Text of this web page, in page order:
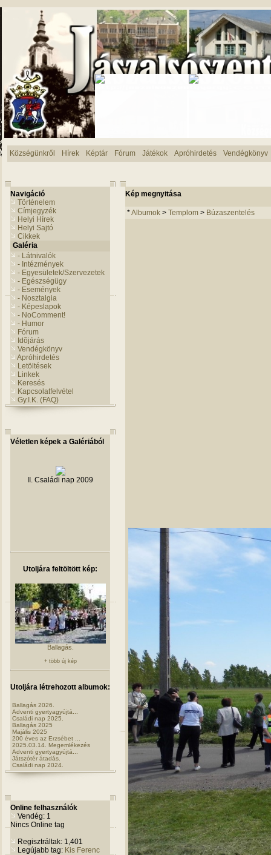
Községünkről Hírek Képtár Fórum Játékok Apróhirdetés Vendégkönyv
Navigáció
Történelem
Címjegyzék
Helyi Hírek
Helyi Sajtó
Cikkek
Galéria
- Látnivalók
- Intézmények
- Egyesületek/Szervezetek
- Egészségügy
- Események
- Nosztalgia
- Képeslapok
- NoComment!
- Humor
Fórum
Idõjárás
Vendégkönyv
Apróhirdetés
Letöltések
Linkek
Keresés
Kapcsolatfelvétel
Gy.I.K. (FAQ)
Véletlen képek a Galériából
II. Családi nap 2009
Utoljára feltöltött kép:
Ballagás.
+ több új kép
Utoljára létrehozott albumok:
Ballagás 2026.
Adventi gyertyagyújtá...
Családi nap 2025.
Ballagás 2025
Majális 2025
200 éves az Erzsébet ...
2025.03.14. Megemlékezés
Adventi gyertyagyújtá...
Játszótér átadás.
Családi nap 2024.
Online felhasználók
Vendég: 1
Nincs Online tag
Regisztráltak: 1,401
Legújabb tag: Kis Ferenc
Kép megnyitása
*Albumok > Templom > Búzaszentelés